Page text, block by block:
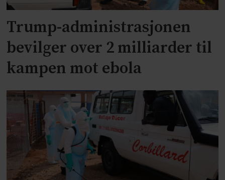
Trump-administrasjonen
bevilger over 2 milliarder til
kampen mot ebola